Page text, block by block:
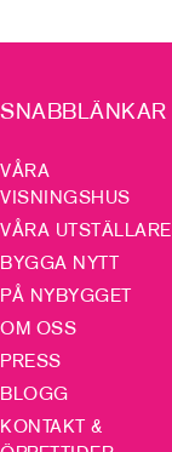
SNABBLÄNKAR
VÅRA
VISNINGSHUS
VÅRA UTSTÄLLARE
BYGGA NYTT
PÅ NYBYGGET
OM OSS
PRESS
BLOGG
KONTAKT &